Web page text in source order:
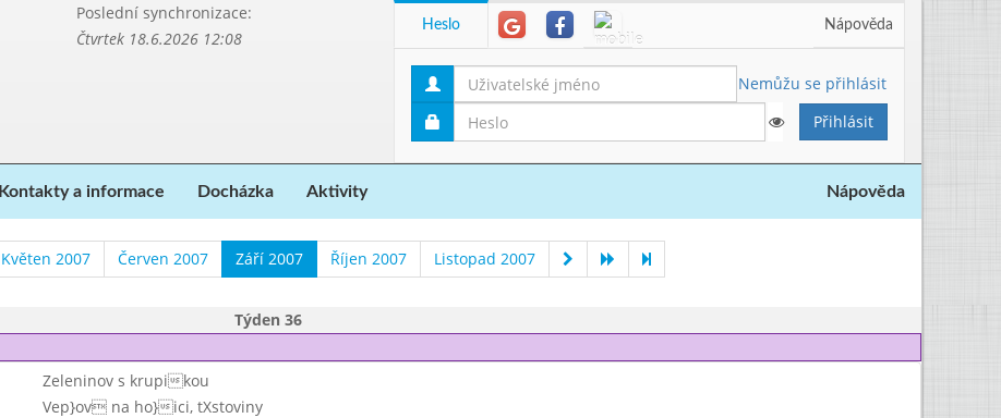
Poslední synchronizace:
Čtvrtek 18.6.2026 12:08
Heslo Nápověda
Nemůžu se přihlásit
Kontakty a informace Docházka Aktivity Nápověda
Květen 2007 Červen 2007 Září 2007 Říjen 2007 Listopad 2007
Týden 36
Zeleninov s krupikou
Vep}ov na ho}ici, tXstoviny